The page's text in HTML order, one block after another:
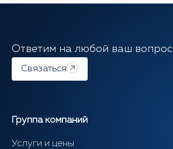
Ответим на любой ваш вопрос
Связаться
Группа компаний
Услуги и цены